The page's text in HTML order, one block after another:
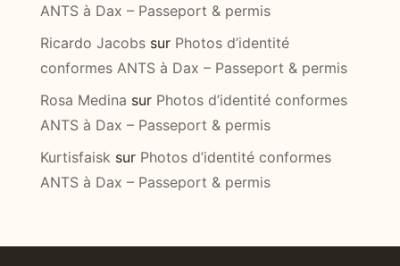
ANTS à Dax – Passeport & permis
Ricardo Jacobssur Photos d’identité
conformes ANTS à Dax – Passeport & permis
Rosa Medina sur Photos d’identité conformes
ANTS à Dax – Passeport & permis
Kurtisfaisk sur Photos d’identité conformes
ANTS à Dax – Passeport & permis